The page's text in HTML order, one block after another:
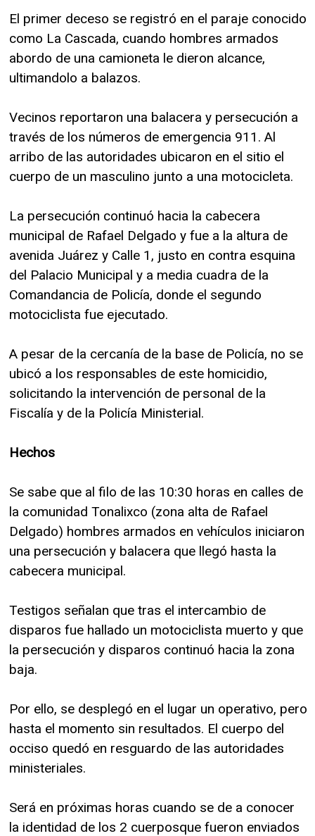
El primer deceso se registró en el paraje conocido
como La Cascada, cuando hombres armados
abordo de una camioneta le dieron alcance,
ultimandolo a balazos.
Vecinos reportaron una balacera y persecución a
través de los números de emergencia 911. Al
arribo de las autoridades ubicaron en el sitio el
cuerpo de un masculino junto a una motocicleta.
La persecución continuó hacia la cabecera
municipal de Rafael Delgado y fue a la altura de
avenida Juárez y Calle 1, justo en contra esquina
del Palacio Municipal y a media cuadra de la
Comandancia de Policía, donde el segundo
motociclista fue ejecutado.
A pesar de la cercanía de la base de Policía, no se
ubicó a los responsables de este homicidio,
solicitando la intervención de personal de la
Fiscalía y de la Policía Ministerial.
Hechos
Se sabe que al filo de las 10:30 horas en calles de
la comunidad Tonalixco (zona alta de Rafael
Delgado) hombres armados en vehículos iniciaron
una persecución y balacera que llegó hasta la
cabecera municipal.
Testigos señalan que tras el intercambio de
disparos fue hallado un motociclista muerto y que
la persecución y disparos continuó hacia la zona
baja.
Por ello, se desplegó en el lugar un operativo, pero
hasta el momento sin resultados. El cuerpo del
occiso quedó en resguardo de las autoridades
ministeriales.
Será en próximas horas cuando se de a conocer
la identidad de los 2 cuerposque fueron enviados